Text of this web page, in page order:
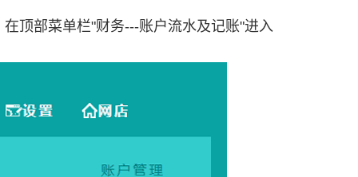
顶部菜单栏"财务---账户流水及记账"进入